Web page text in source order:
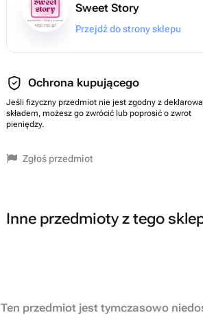
Sweet Story
Przejdź do strony sklepu
Ochrona kupującego
Jeśli fizyczny przedmiot nie jest zgodny z
składem, możesz go zwrócić lub poprosić o zwrot
pieniędzy.
Zgłoś przedmiot
Inne przedmioty z tego
Ten przedmiot jest tymczasowo